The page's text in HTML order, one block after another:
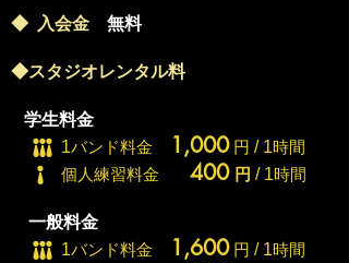
◆ 入会金 無料
◆スタジオレンタル料
学生料金
¡¡¡ 1バンド料金 1,000 円 / 1時間
¡ 個人練習料金 400 円 / 1時間
一般料金
¡¡¡ 1バンド料金 1,600 円 / 1時間